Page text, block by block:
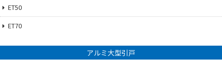
ET50
ET70
アルミ大型引戸